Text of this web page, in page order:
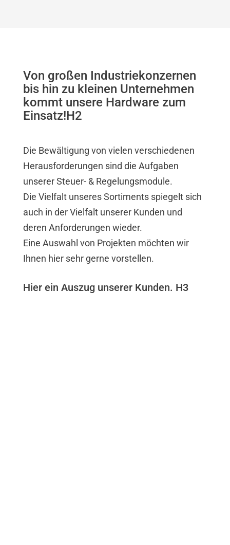
Von großen Industriekonzernen
bis hin zu kleinen Unternehmen
kommt unsere Hardware zum
Einsatz!H2
Die Bewältigung von vielen verschiedenen
Herausforderungen sind die Aufgaben
unserer Steuer- & Regelungsmodule.
Die Vielfalt unseres Sortiments spiegelt sich
auch in der Vielfalt unserer Kunden und
deren Anforderungen wieder.
Eine Auswahl von Projekten möchten wir
Ihnen hier sehr gerne vorstellen.
Hier ein Auszug unserer Kunden. H3